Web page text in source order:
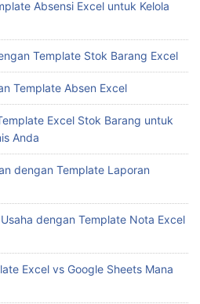
dengan Template Nota Excel
Excel vs Google Sheets Mana
Excel untuk Meningkatkan
Laporan Keuangan untuk
Download Template Laporan
Template Slip Gaji Excel